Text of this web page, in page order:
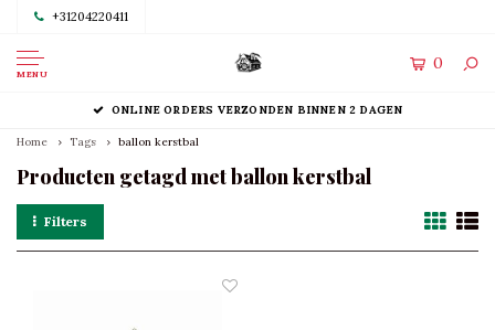
+31204220411
MENU
0
ONLINE ORDERS VERZONDEN BINNEN 2 DAGEN
Home Tags ballon kerstbal
Producten getagd met ballon kerstbal
Filters